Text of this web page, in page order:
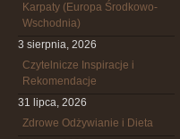
Karpaty (Europa Środkowo-
Wschodnia)
3 sierpnia, 2026
Czytelnicze Inspiracje i
Rekomendacje
31 lipca, 2026
Zdrowe Odżywianie i Dieta